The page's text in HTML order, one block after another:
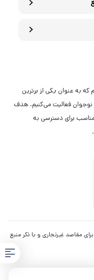
به عنوان یکی از برترین
نوجوان فعالیت می‌کنیم. هدف
برای دسترسی به
مقاصد غیرتجاری و با ذکر منبع